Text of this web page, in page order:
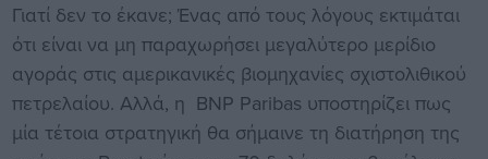
Γιατί δεν το έκανε; Ένας από τους λόγους εκτιμάται
ότι είναι να μη παραχωρήσει μεγαλύτερο μερίδιο
αγοράς στις αμερικανικές βιομηχανίες σχιστολιθικού
πετρελαίου. Αλλά, η ΒΝΡ Paribas υποστηρίζει πως
μία τέτοια στρατηγική θα σήμαινε τη διατήρηση της